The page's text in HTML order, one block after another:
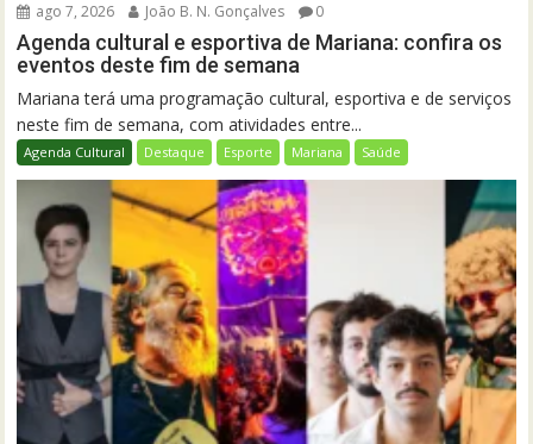
ago 7, 2026 João B. N. Gonçalves 0
Agenda cultural e esportiva de Mariana: confira os
eventos deste fim de semana
Mariana terá uma programação cultural, esportiva e de serviços
neste fim de semana, com atividades entre...
Agenda Cultural Destaque Esporte Mariana Saúde